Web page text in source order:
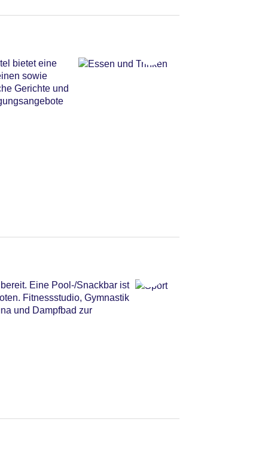
bietet eine
sowie
Gerichte und
Eine Pool-/Snackbar ist
Fitnessstudio, Gymnastik
und Dampfbad zur